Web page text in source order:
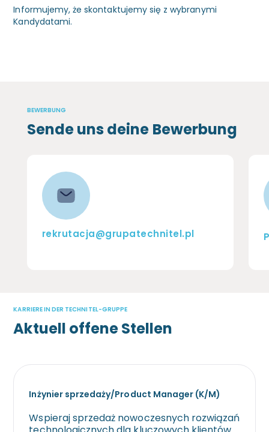
Informujemy, że skontaktujemy się z wybranymi
Kandydatami.
BEWERBUNG
Sende uns deine Bewerbung
rekrutacja@grupatechnitel.pl
KARRIERE IN DER TECHNITEL-GRUPPE
Aktuell offene Stellen
Inżynier sprzedaży/Product Manager (K/M)
Wspieraj sprzedaż nowoczesnych rozwiązań